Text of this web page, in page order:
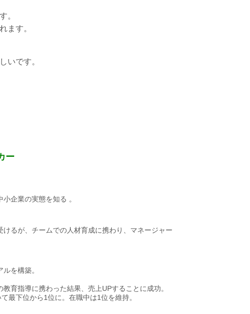
。
ます。
いです。
ー
企業の実態を知る 。
るが、チームでの人材育成に携わり、マネージャー
を構築。
育指導に携わった結果、売上UPすることに成功。
最下位から1位に。在職中は1位を維持。